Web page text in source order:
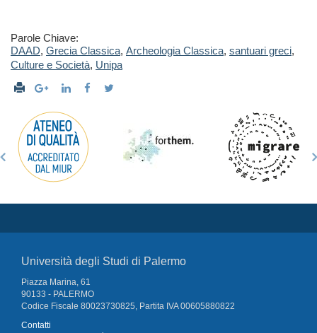
Parole Chiave:
DAAD, Grecia Classica, Archeologia Classica, santuari greci,
Culture e Società, Unipa
Università degli Studi di Palermo
Piazza Marina, 61
90133 - PALERMO
Codice Fiscale 80023730825, Partita IVA 00605880822
Contatti